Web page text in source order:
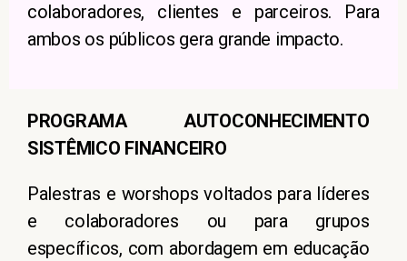
colaboradores, clientes e parceiros. Para
ambos os públicos gera grande impacto.
PROGRAMA AUTOCONHECIMENTO
SISTÊMICO FINANCEIRO
Palestras e worshops voltados para líderes
e colaboradores ou para grupos
específicos, com abordagem em educação